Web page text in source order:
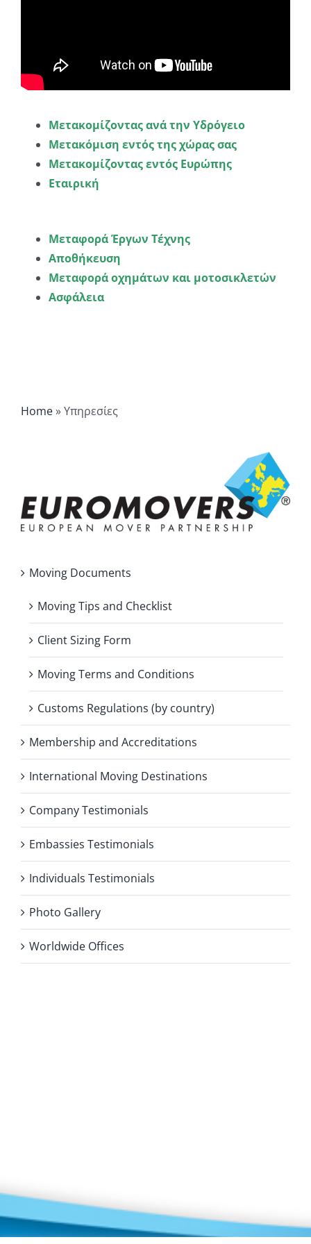
Μετακομίζοντας ανά την Υδρόγειο
Μετακόμιση εντός της χώρας σας
Μετακομίζοντας εντός Ευρώπης
Εταιρική
Μεταφορά Έργων Τέχνης
Αποθήκευση
Μεταφορά οχημάτων και μοτοσικλετών
Ασφάλεια
Home»Υπηρεσίες
Moving Documents
Moving Tips and Checklist
Client Sizing Form
Moving Terms and Conditions
Customs Regulations (by country)
Membership and Accreditations
International Moving Destinations
Company Testimonials
Embassies Testimonials
Individuals Testimonials
Photo Gallery
Worldwide Offices